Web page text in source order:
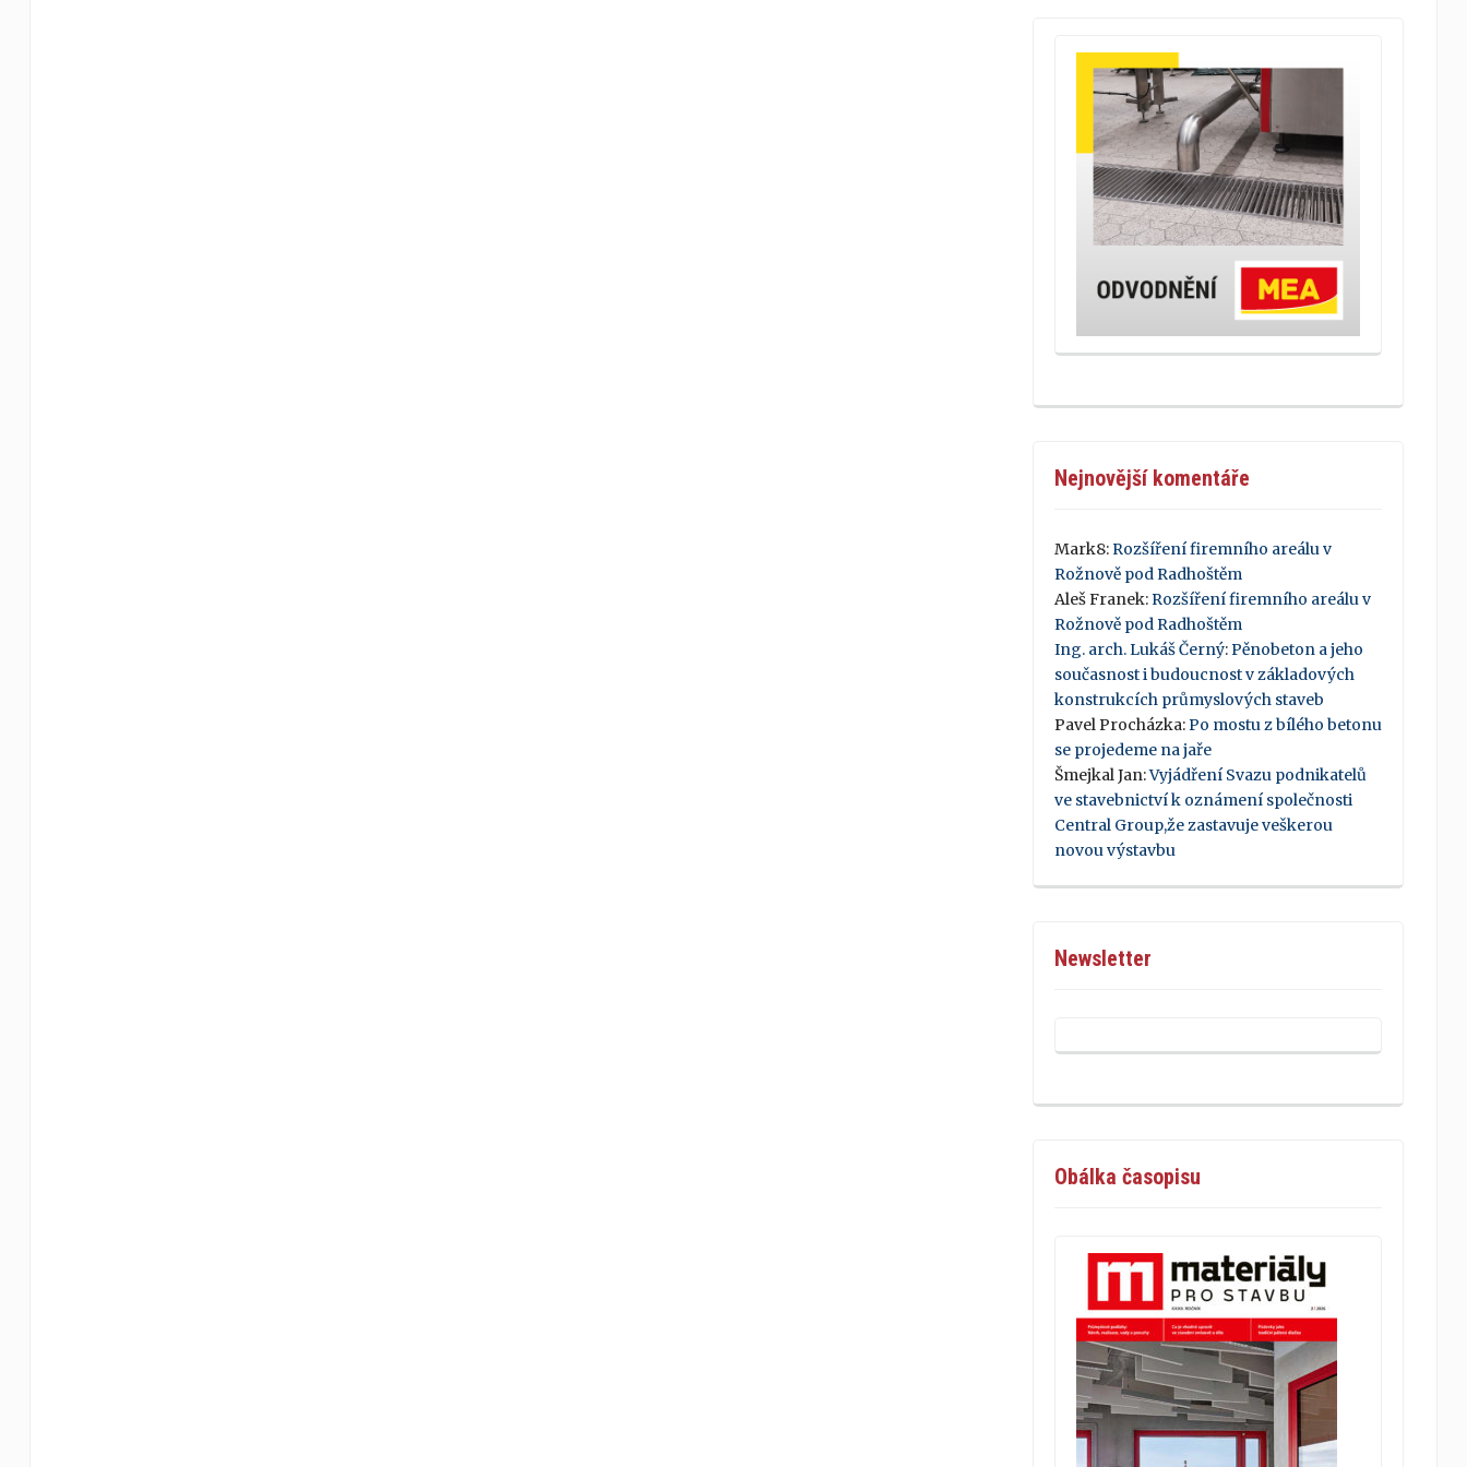
Nejnovější komentáře
Mark8:Rozšíření firemního areálu v
Rožnově pod Radhoštěm
Aleš Franek:Rozšíření firemního areálu v
Rožnově pod Radhoštěm
Ing. arch. Lukáš Černý:Pěnobeton a jeho
současnost i budoucnost v základových
konstrukcích průmyslových staveb
Pavel Procházka:Po mostu z bílého betonu
se projedeme na jaře
Šmejkal Jan:Vyjádření Svazu podnikatelů
ve stavebnictví k oznámení společnosti
Central Group,že zastavuje veškerou
novou výstavbu
Newsletter
Obálka časopisu